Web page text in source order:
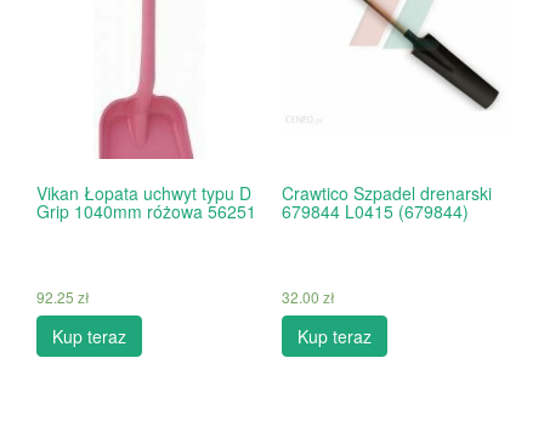
Vikan Łopata uchwyt typu D
Grip 1040mm różowa 56251
92.25 zł
Kup teraz
Crawtico Szpadel drenarski
679844 L0415 (679844)
32.00 zł
Kup teraz